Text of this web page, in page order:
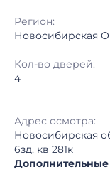
Регион:
Новосибирская
Кол-во дверей:
4
Адрес осмотра:
Новосибирская
6зд, кв 281к